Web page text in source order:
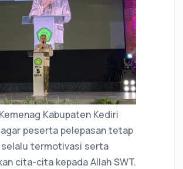
Kabupaten Kediri
peserta pelepasan tetap
termotivasi serta
cita-cita kepada Allah SWT.